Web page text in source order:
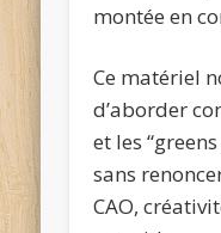
montée en
Ce matériel
d’aborder
et les
sans
CAO,